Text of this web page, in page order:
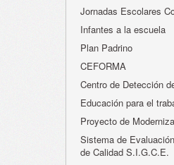
Jornadas Escolares
Infantes a la escuela
Plan Padrino
CEFORMA
Centro de Detección
Educación para el
Proyecto de
Sistema de
de Calidad S.I.G.C.E.